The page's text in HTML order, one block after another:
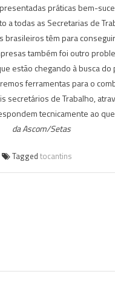
práticas bem-
a todas as Secretarias de
têm para
também foi outro
estão chegando à busca
ferramentas para o
de Trabalho,
tecnicamente ao
da Ascom/Setas
Tagged tocantins